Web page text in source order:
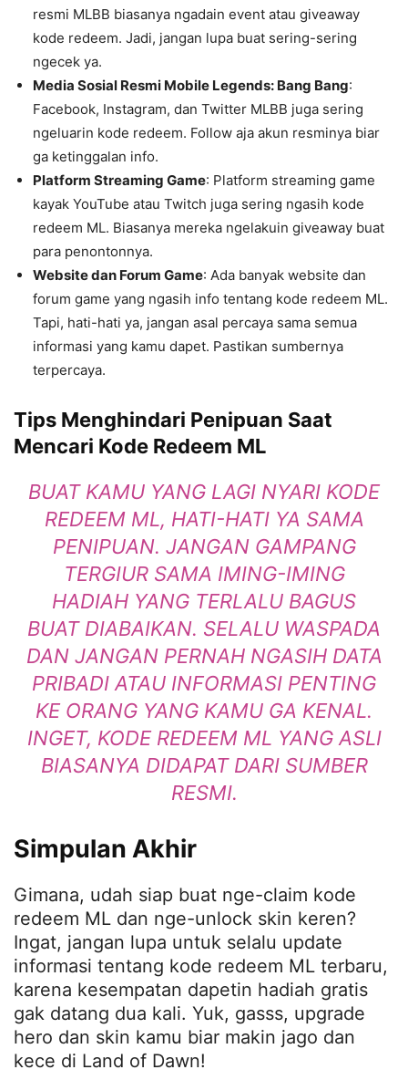
resmi MLBB biasanya ngadain event atau giveaway
kode redeem. Jadi, jangan lupa buat sering-sering
ngecek ya.
Media Sosial Resmi Mobile Legends: Bang Bang:
Facebook, Instagram, dan Twitter MLBB juga sering
ngeluarin kode redeem. Follow aja akun resminya biar
ga ketinggalan info.
Platform Streaming Game: Platform streaming game
kayak YouTube atau Twitch juga sering ngasih kode
redeem ML. Biasanya mereka ngelakuin giveaway buat
para penontonnya.
Website dan Forum Game: Ada banyak website dan
forum game yang ngasih info tentang kode redeem ML.
Tapi, hati-hati ya, jangan asal percaya sama semua
informasi yang kamu dapet. Pastikan sumbernya
terpercaya.
Tips Menghindari Penipuan Saat
Mencari Kode Redeem ML
BUAT KAMU YANG LAGI NYARI KODE
REDEEM ML, HATI-HATI YA SAMA
PENIPUAN. JANGAN GAMPANG
TERGIUR SAMA IMING-IMING
HADIAH YANG TERLALU BAGUS
BUAT DIABAIKAN. SELALU WASPADA
DAN JANGAN PERNAH NGASIH DATA
PRIBADI ATAU INFORMASI PENTING
KE ORANG YANG KAMU GA KENAL.
INGET, KODE REDEEM ML YANG ASLI
BIASANYA DIDAPAT DARI SUMBER
RESMI.
Simpulan Akhir
Gimana, udah siap buat nge-claim kode
redeem ML dan nge-unlock skin keren?
Ingat, jangan lupa untuk selalu update
informasi tentang kode redeem ML terbaru,
karena kesempatan dapetin hadiah gratis
gak datang dua kali. Yuk, gasss, upgrade
hero dan skin kamu biar makin jago dan
kece di Land of Dawn!